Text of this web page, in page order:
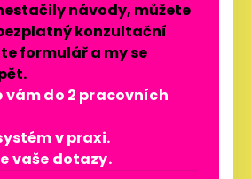
návody, můžete
konzultační
formulář a my se
vám do 2 pracovních
v praxi.
vaše dotazy.